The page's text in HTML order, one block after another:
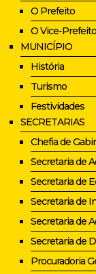
O Prefeito
O Vice-Prefeito
MUNICÍPIO
História
Turismo
Festividades
SECRETARIAS
Chefia de
Secretaria de
Secretaria de
Secretaria de
Secretaria de
Secretaria de
Procuradoria